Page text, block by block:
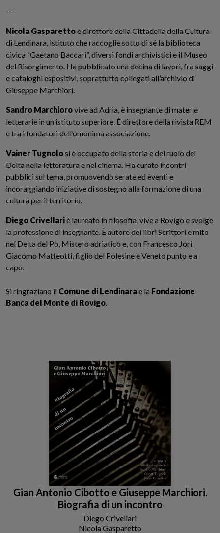
---
Nicola Gasparettoè direttore della Cittadella della Cultura
di Lendinara, istituto che raccoglie sotto di sé la biblioteca
civica “Gaetano Baccari”, diversi fondi archivistici e il Museo
del Risorgimento. Ha pubblicato una decina di lavori, fra saggi
e cataloghi espositivi, soprattutto collegati all’archivio di
Giuseppe Marchiori.
Sandro Marchiorovive ad Adria, è insegnante di materie
letterarie in un istituto superiore. È direttore della rivista REM
e tra i fondatori dell’omonima associazione.
Vainer Tugnolosi è occupato della storia e del ruolo del
Delta nella letteratura e nel cinema. Ha curato incontri
pubblici sul tema, promuovendo serate ed eventi e
incoraggiando iniziative di sostegno alla formazione di una
cultura per il territorio.
Diego Crivellariè laureato in filosofia, vive a Rovigo e svolge
la professione di insegnante. È autore dei libri Scrittori e mito
nel Delta del Po, Mistero adriatico e, con Francesco Jori,
Giacomo Matteotti, figlio del Polesine e Veneto punto e a
capo.
Si ringraziano il Comune di Lendinarae la Fondazione
Banca del Monte di Rovigo
Gian Antonio Cibotto e Giuseppe Marchiori.
Biografia di un incontro
Diego Crivellari
Nicola Gasparetto